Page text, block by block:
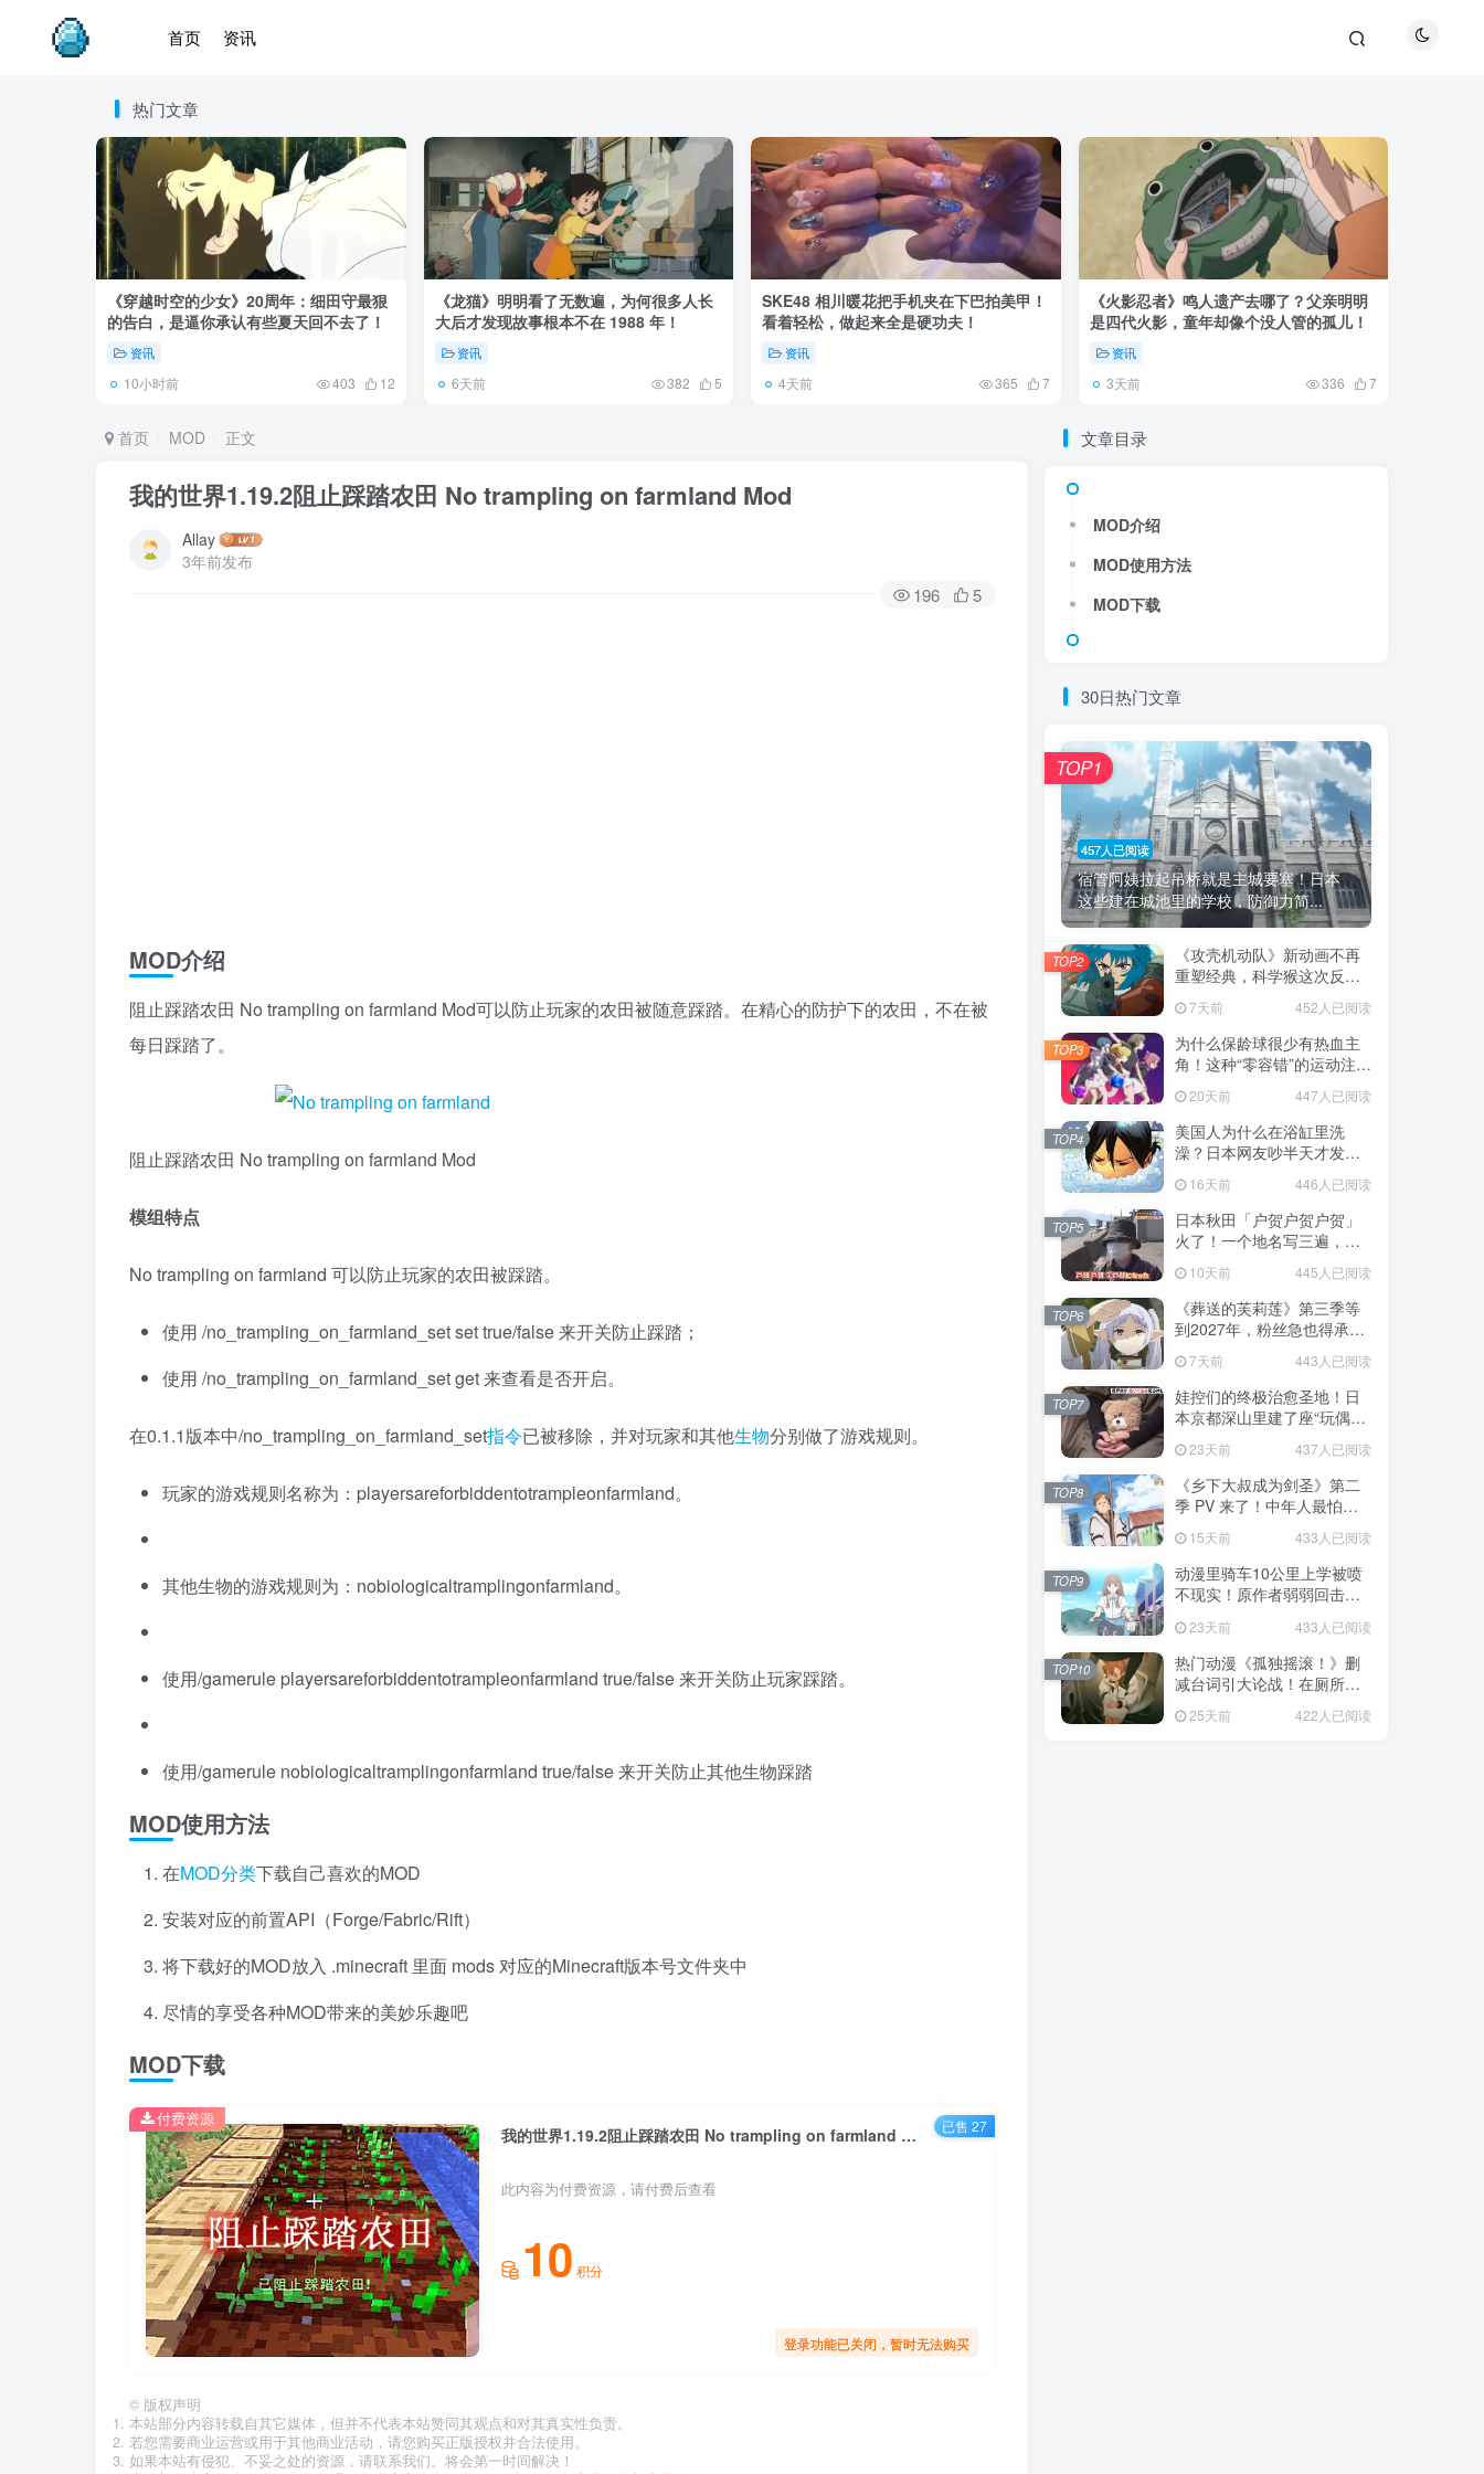
首页 资讯
热门文章
《穿越时空的少女》20周年：细田守最狠
的告白，是逼你承认有些夏天回不去了！
资讯
10小时前 403 12
《龙猫》明明看了无数遍，为何很多人长
大后才发现故事根本不在 1988 年！
资讯
6天前 382 5
SKE48 相川暖花把手机夹在下巴拍美甲！
看着轻松，做起来全是硬功夫！
资讯
4天前 365 7
《火影忍者》鸣人遗产去哪了？父亲明明
是四代火影，童年却像个没人管的孤儿！
资讯
3天前 336 7
首页 MOD 正文
我的世界1.19.2阻止踩踏农田 No trampling on farmland Mod
Allay
3年前发布
196 5
MOD介绍
阻止踩踏农田 No trampling on farmland Mod可以防止玩家的农田被随意踩踏。在精心的防护下的农田，不在被
每日踩踏了。
阻止踩踏农田 No trampling on farmland Mod
模组特点
No trampling on farmland 可以防止玩家的农田被踩踏。
使用 /no_trampling_on_farmland_set set true/false 来开关防止踩踏；
使用 /no_trampling_on_farmland_set get 来查看是否开启。
在0.1.1版本中/no_trampling_on_farmland_set指令已被移除，并对玩家和其他生物分别做了游戏规则。
玩家的游戏规则名称为：playersareforbiddentotrampleonfarmland。
其他生物的游戏规则为：nobiologicaltramplingonfarmland。
使用/gamerule playersareforbiddentotrampleonfarmland true/false 来开关防止玩家踩踏。
使用/gamerule nobiologicaltramplingonfarmland true/false 来开关防止其他生物踩踏
MOD使用方法
在MOD分类下载自己喜欢的MOD
安装对应的前置API（Forge/Fabric/Rift）
将下载好的MOD放入 .minecraft 里面 mods 对应的Minecraft版本号文件夹中
尽情的享受各种MOD带来的美妙乐趣吧
MOD下载
我的世界1.19.2阻止踩踏农田 No trampling on farmland Mod
此内容为付费资源，请付费后查看
10 积分
登录功能已关闭，暂时无法购买
付费资源 已售 27
© 版权声明
本站部分内容转载自其它媒体，但并不代表本站赞同其观点和对其真实性负责。
若您需要商业运营或用于其他商业活动，请您购买正版授权并合法使用。
如果本站有侵犯、不妥之处的资源，请联系我们。将会第一时间解决！
文章目录
MOD介绍
MOD使用方法
MOD下载
30日热门文章
457人已阅读
宿管阿姨拉起吊桥就是主城要塞！日本
这些建在城池里的学校，防御力简...
TOP1
《攻壳机动队》新动画不再
重塑经典，科学猴这次反而
7天前 452人已阅读
TOP2
为什么保龄球很少有热血主
角！这种“零容错”的运动注定
们的生活！
20天前 447人已阅读
TOP3
美国人为什么在浴缸里洗
澡？日本网友吵半天才发
藏在浴室地板里！
16天前 446人已阅读
TOP4
日本秋田「户贺户贺户贺」
火了！一个地名写三遍，竟
不是玩梗而是150年旧账！
10天前 445人已阅读
TOP5
《葬送的芙莉莲》第三季等
到2027年，粉丝急也得承认
这次慢得有道理！
7天前 443人已阅读
TOP6
娃控们的终极治愈圣地！日
本京都深山里建了座“玩偶神
社”，不仅能拍照还能给娃祈
福！23天前 437人已阅读
TOP7
《乡下大叔成为剑圣》第二
季 PV 来了！中年人最怕的
不是变老，而是没人愿意再
相信你！
15天前 433人已阅读
TOP8
动漫里骑车10公里上学被喷
不现实！原作者弱弱回击：
常通勤！
23天前 433人已阅读
TOP9
热门动漫《孤独摇滚！》删
减台词引大论战！在厕所吃
现充！
25天前 422人已阅读
TOP10